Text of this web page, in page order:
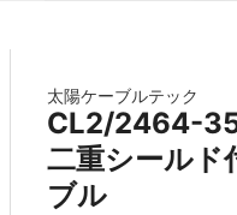
太陽ケーブルテック
CL2/2464-
二重シールド
ブル